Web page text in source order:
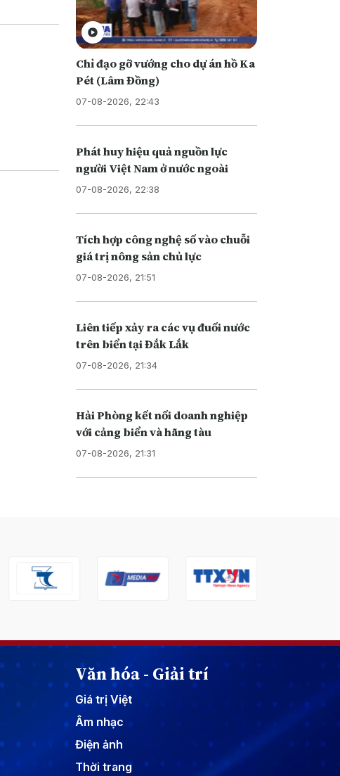
Chỉ đạo gỡ vướng cho dự án hồ Ka
Pét (Lâm Đồng)
07-08-2026, 22:43
Phát huy hiệu quả nguồn lực
người Việt Nam ở nước ngoài
07-08-2026, 22:38
Tích hợp công nghệ số vào chuỗi
giá trị nông sản chủ lực
07-08-2026, 21:51
Liên tiếp xảy ra các vụ đuối nước
trên biển tại Đắk Lắk
07-08-2026, 21:34
Hải Phòng kết nối doanh nghiệp
với cảng biển và hãng tàu
07-08-2026, 21:31
Văn hóa - Giải trí
Giá trị Việt
Âm nhạc
Điện ảnh
Thời trang